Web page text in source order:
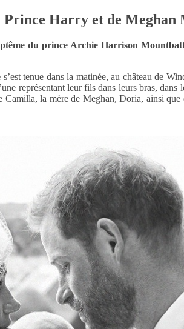
Prince Harry et de Meghan
du prince Archie Harrison
s’est tenue dans la matinée, au château de
représentant leur fils dans leurs bras,
Camilla, la mère de Meghan, Doria, ainsi